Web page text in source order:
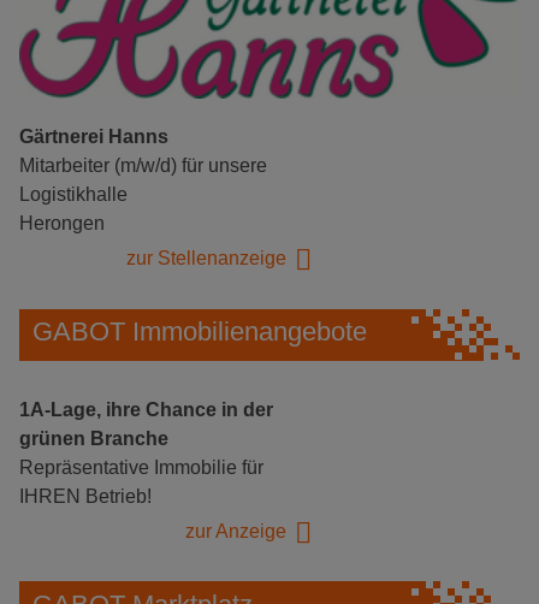
Gärtnerei Hanns
Mitarbeiter (m/w/d) für unsere
Logistikhalle
Herongen
zur Stellenanzeige
GABOT Immobilienangebote
1A-Lage, ihre Chance in der
grünen Branche
Repräsentative Immobilie für
IHREN Betrieb!
zur Anzeige